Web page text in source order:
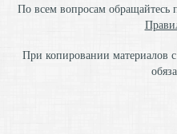
По всем вопросам обращайтесь
При копировании материалов с